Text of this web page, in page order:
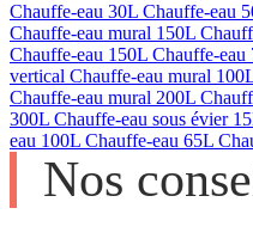
Chauffe-eau 30L Chauffe-eau
Chauffe-eau mural 150L
Chauffe-eau 150L Chauffe-eau
vertical Chauffe-eau mural
Chauffe-eau mural 200L
300L Chauffe-eau sous évier
eau 100L Chauffe-eau 65L
Nos